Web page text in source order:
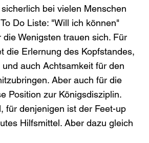
bei vielen Menschen
Do Liste: "Will ich können"
die Wenigsten trauen sich. Für
die Erlernung des Kopfstandes,
auch Achtsamkeit für den
Aber auch für die
Position zur Königsdisziplin.
für denjenigen ist der Feet-up
Hilfsmittel. Aber dazu gleich